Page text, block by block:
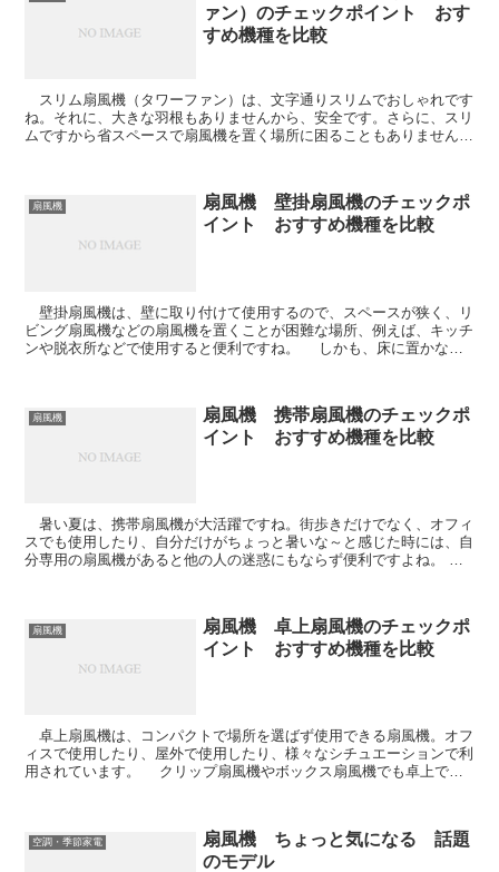
ァン）のチェックポイント おす
すめ機種を比較
スリム扇風機（タワーファン）は、文字通りスリムでおしゃれです
ね。それに、大きな羽根もありませんから、安全です。さらに、スリ
ムですから省スペースで扇風機を置く場所に困ることもありません。
扇風機
扇風機 壁掛扇風機のチェックポ
イント おすすめ機種を比較
壁掛扇風機は、壁に取り付けて使用するので、スペースが狭く、リ
ビング扇風機などの扇風機を置くことが困難な場所、例えば、キッチ
ンや脱衣所などで使用すると便利ですね。 しかも、床に置かない
扇風機
扇風機 携帯扇風機のチェックポ
イント おすすめ機種を比較
暑い夏は、携帯扇風機が大活躍ですね。街歩きだけでなく、オフィ
スでも使用したり、自分だけがちょっと暑いな～と感じた時には、自
分専用の扇風機があると他の人の迷惑にもならず便利ですよね。
扇風機
扇風機 卓上扇風機のチェックポ
イント おすすめ機種を比較
卓上扇風機は、コンパクトで場所を選ばず使用できる扇風機。オフ
ィスで使用したり、屋外で使用したり、様々なシチュエーションで利
用されています。 クリップ扇風機やボックス扇風機でも卓上で使
空調・季節家電
扇風機 ちょっと気になる 話題
のモデル